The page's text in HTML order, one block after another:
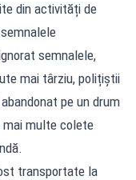
din activități de
semnalele,
mai târziu, polițiștii
pe un drum
mai multe colete
transportate la